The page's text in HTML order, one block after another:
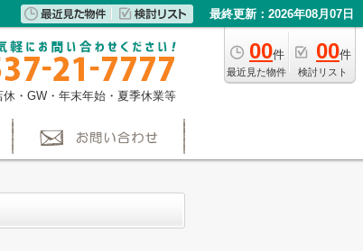
最終更新：2026年08月07日
00件
最近見た物件
00件
検討リスト
休・GW・年末年始・夏季休業等